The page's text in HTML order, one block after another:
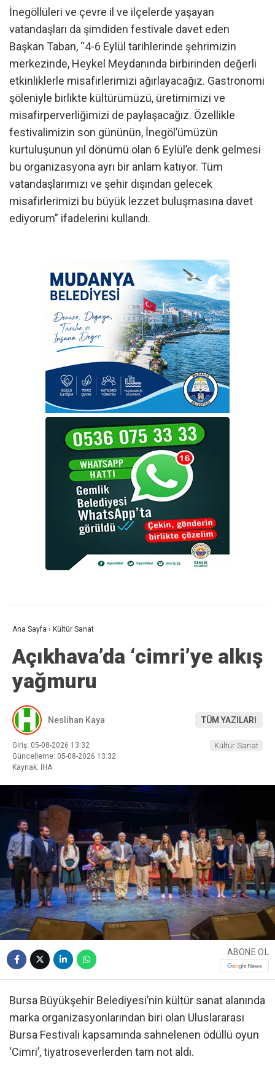
İnegöllüleri ve çevre il ve ilçelerde yaşayan
vatandaşları da şimdiden festivale davet eden
Başkan Taban, “4-6 Eylül tarihlerinde şehrimizin
merkezinde, Heykel Meydanında birbirinden değerli
etkinliklerle misafirlerimizi ağırlayacağız. Gastronomi
şöleniyle birlikte kültürümüzü, üretimimizi ve
misafirperverliğimizi de paylaşacağız. Özellikle
festivalimizin son gününün, İnegöl’ümüzün
kurtuluşunun yıl dönümü olan 6 Eylül’e denk gelmesi
bu organizasyona ayrı bir anlam katıyor. Tüm
vatandaşlarımızı ve şehir dışından gelecek
misafirlerimizi bu büyük lezzet buluşmasına davet
ediyorum” ifadelerini kullandı.
Ana Sayfa › Kültür Sanat
Açıkhava’da ‘cimri’ye alkış
yağmuru
Neslihan Kaya TÜM YAZILARI
Giriş: 05-08-2026 13:32
Güncelleme: 05-08-2026 13:32
Kaynak: İHA
Kültür Sanat
ABONE OL
Bursa Büyükşehir Belediyesi’nin kültür sanat alanında
marka organizasyonlarından biri olan Uluslararası
Bursa Festivali kapsamında sahnelenen ödüllü oyun
‘Cimri’, tiyatroseverlerden tam not aldı.